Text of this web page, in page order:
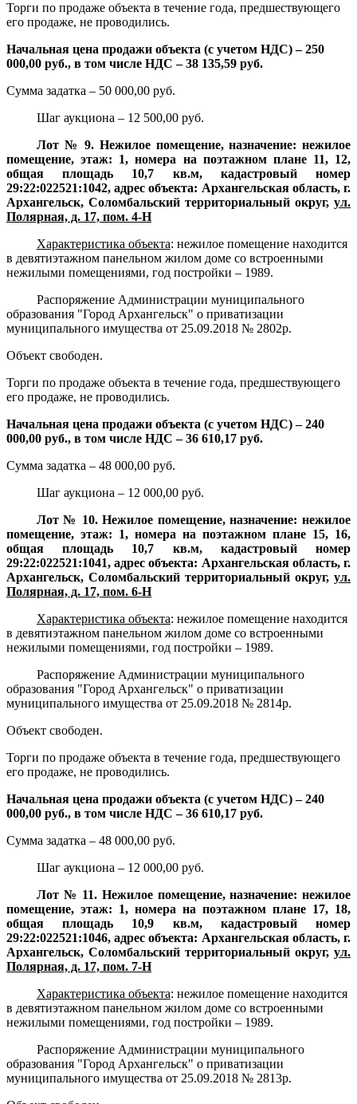
Торги по продаже объекта в течение года, предшествующего
его продаже, не проводились.
Начальная цена продажи объекта (с учетом НДС) – 250
000,00 руб., в том числе НДС – 38 135,59 руб.
Сумма задатка – 50 000,00 руб.
Шаг аукциона – 12 500,00 руб.
Лот № 9. Нежилое помещение, назначение: нежилое
помещение, этаж: 1, номера на поэтажном плане 11, 12,
общая площадь 10,7 кв.м, кадастровый номер
29:22:022521:1042, адрес объекта: Архангельская область, г.
Архангельск, Соломбальский территориальный округ, ул.
Полярная, д. 17, пом. 4-Н
Характеристика объекта: нежилое помещение находится
в девятиэтажном панельном жилом доме со встроенными
нежилыми помещениями, год постройки – 1989.
Распоряжение Администрации муниципального
образования "Город Архангельск" о приватизации
муниципального имущества от 25.09.2018 № 2802р.
Объект свободен.
Торги по продаже объекта в течение года, предшествующего
его продаже, не проводились.
Начальная цена продажи объекта (с учетом НДС) – 240
000,00 руб., в том числе НДС – 36 610,17 руб.
Сумма задатка – 48 000,00 руб.
Шаг аукциона – 12 000,00 руб.
Лот № 10. Нежилое помещение, назначение: нежилое
помещение, этаж: 1, номера на поэтажном плане 15, 16,
общая площадь 10,7 кв.м, кадастровый номер
29:22:022521:1041, адрес объекта: Архангельская область, г.
Архангельск, Соломбальский территориальный округ, ул.
Полярная, д. 17, пом. 6-Н
Характеристика объекта: нежилое помещение находится
в девятиэтажном панельном жилом доме со встроенными
нежилыми помещениями, год постройки – 1989.
Распоряжение Администрации муниципального
образования "Город Архангельск" о приватизации
муниципального имущества от 25.09.2018 № 2814р.
Объект свободен.
Торги по продаже объекта в течение года, предшествующего
его продаже, не проводились.
Начальная цена продажи объекта (с учетом НДС) – 240
000,00 руб., в том числе НДС – 36 610,17 руб.
Сумма задатка – 48 000,00 руб.
Шаг аукциона – 12 000,00 руб.
Лот № 11. Нежилое помещение, назначение: нежилое
помещение, этаж: 1, номера на поэтажном плане 17, 18,
общая площадь 10,9 кв.м, кадастровый номер
29:22:022521:1046, адрес объекта: Архангельская область, г.
Архангельск, Соломбальский территориальный округ, ул.
Полярная, д. 17, пом. 7-Н
Характеристика объекта: нежилое помещение находится
в девятиэтажном панельном жилом доме со встроенными
нежилыми помещениями, год постройки – 1989.
Распоряжение Администрации муниципального
образования "Город Архангельск" о приватизации
муниципального имущества от 25.09.2018 № 2813р.